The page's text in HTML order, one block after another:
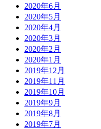
2020年6月
2020年5月
2020年4月
2020年3月
2020年2月
2020年1月
2019年12月
2019年11月
2019年10月
2019年9月
2019年8月
2019年7月